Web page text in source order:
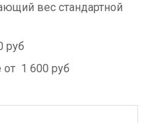
вес стандартной
руб
от 1 600 руб